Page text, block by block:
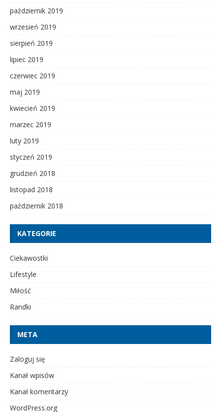
październik 2019
wrzesień 2019
sierpień 2019
lipiec 2019
czerwiec 2019
maj 2019
kwiecień 2019
marzec 2019
luty 2019
styczeń 2019
grudzień 2018
listopad 2018
październik 2018
KATEGORIE
Ciekawostki
Lifestyle
Miłość
Randki
META
Zaloguj się
Kanał wpisów
Kanał komentarzy
WordPress.org